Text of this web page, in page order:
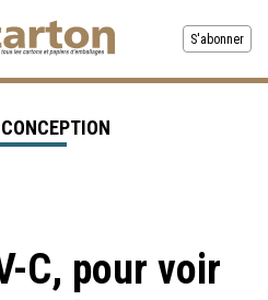
S'abonner
C, pour voir